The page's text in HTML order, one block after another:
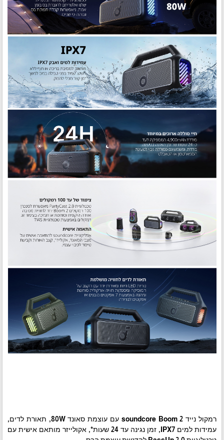
רמקול נייד soundcore Boom 2 עם עוצמת סאונד 80W, תאורת לדים,
עמידות למים IPX7, זמן נגינה עד 24 שעות*, אקולייזר מותאם אישית עם